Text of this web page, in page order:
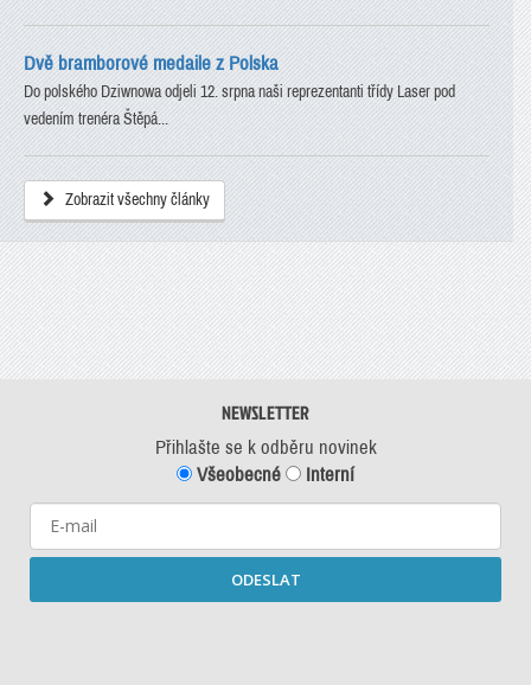
Dvě bramborové medaile z Polska
Do polského Dziwnowa odjeli 12. srpna naši reprezentanti třídy Laser pod
vedením trenéra Štěpá...
Zobrazit všechny články
NEWSLETTER
Přihlašte se k odběru novinek
Všeobecné
Interní
ODESLAT